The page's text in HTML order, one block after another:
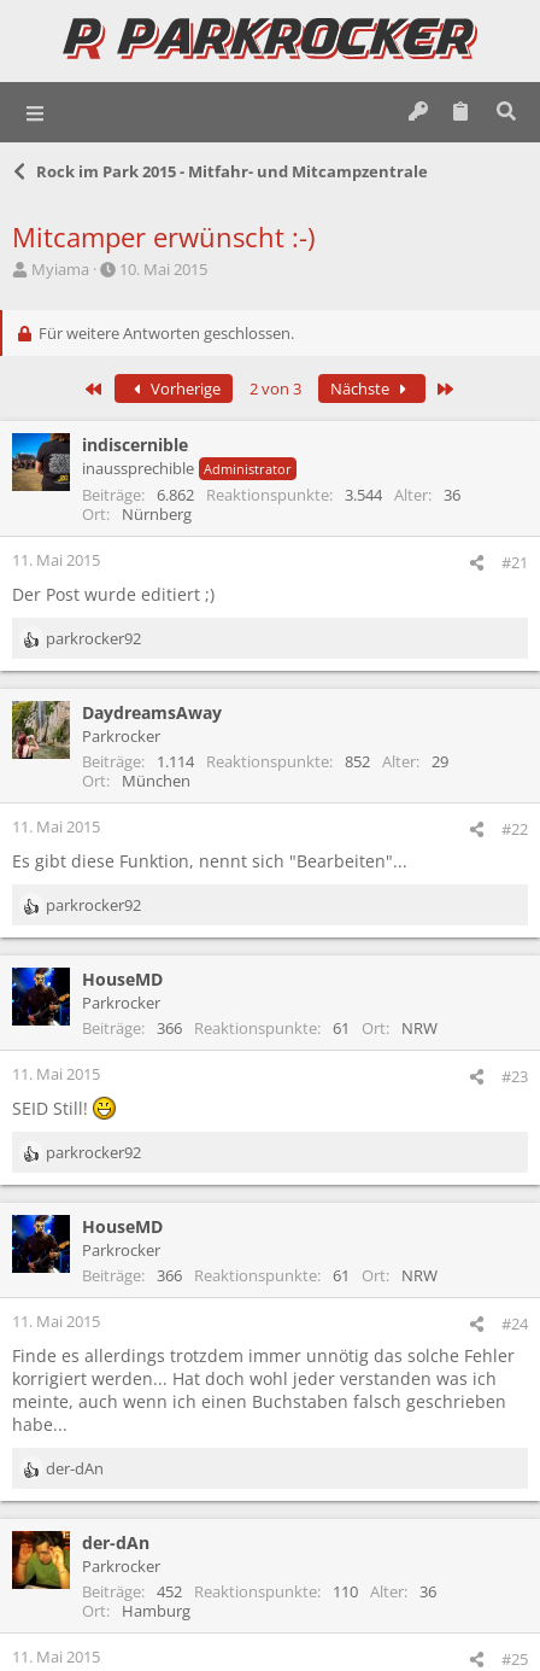
Rock im Park 2015 - Mitfahr- und Mitcampzentrale
Mitcamper erwünscht :-)
E
t
r
Myiama
E
t
l
l
a
m
10. Mai 2015
Für weitere Antworten geschlossen.
Erste Vorherige 2 von 3 Nächste
indiscernible
inaussprechible Administrator
Beiträge 6.862 Reaktionspunkte 3.544 Alter
36
Ort
Nürnberg
11. Mai 2015 #21
Der Post wurde editiert ;)
R
e
k
t
i
n
e
:
parkrocker92
DaydreamsAway
Parkrocker
Beiträge
1.114 Reaktionspunkte 852 Alter
29
Ort
München
11. Mai 2015 #22
Es gibt diese Funktion, nennt sich "Bearbeiten"...
R
e
k
t
i
n
n
parkrocker92
HouseMD
Parkrocker
Beiträge
366 Reaktionspunkte 61 Ort NRW
11. Mai 2015 #23
SEID Still!
R
e
k
t
i
n
n
:
parkrocker92
HouseMD
Parkrocker
Beiträge
366 Reaktionspunkte 61 Ort NRW
11. Mai 2015 #24
Finde es allerdings trotzdem immer unnötig das solche Fehler
korrigiert werden... Hat doch wohl jeder verstanden was ich
meinte, auch wenn ich einen Buchstaben falsch geschrieben
habe...
R
e
k
t
i
n
e
der-dAn
der-dAn
Parkrocker
Beiträge
452 Reaktionspunkte 110 Alter
36
Ort
Hamburg
11. Mai 2015 #25